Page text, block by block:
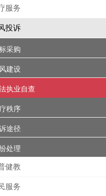
服务
投诉
采购
建设
执业自查
秩序
途径
处理
健教
服务